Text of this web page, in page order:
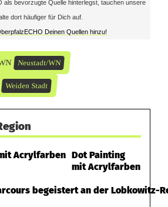
als bevorzugte Quelle hinterlegst, tauchen unsere
dort häufiger für Dich auf.
Deinen Quellen hinzu!
Neustadt/WN
Weiden Stadt
Dot Painting
mit Acrylfarben